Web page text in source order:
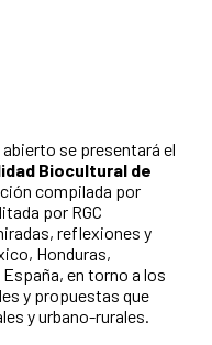
se presentará el
Biocultural de
compilada por
por RGC
reflexiones y
Honduras,
en torno a los
y propuestas que
y urbano-rurales.